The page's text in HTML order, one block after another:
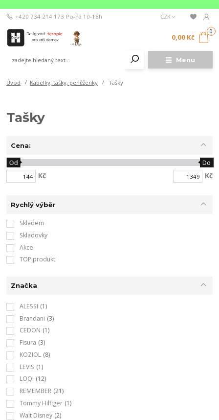
Menu
CZK
+420 734 214 173 Po-Pá 10-18h
0
0,00 Kč
Úvod Kabelky, tašky, peněženky Tašky
Tašky
Cena:
Kč
Od Do
Kč
Rychlý výběr
Skladem
Skladovky
Akce
TOP produkt
Značka
ALESSI (1)
Brandani (3)
CEDON (1)
Fisura (3)
KOZIOL (8)
LEVIS (1)
LOQI (12)
REMEMBER (21)
Tommy Hilfiger (1)
Walt Disney (2)